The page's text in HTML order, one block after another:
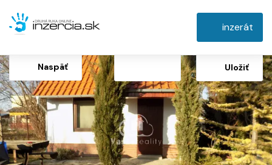
inzerát
Naspäť Uložiť